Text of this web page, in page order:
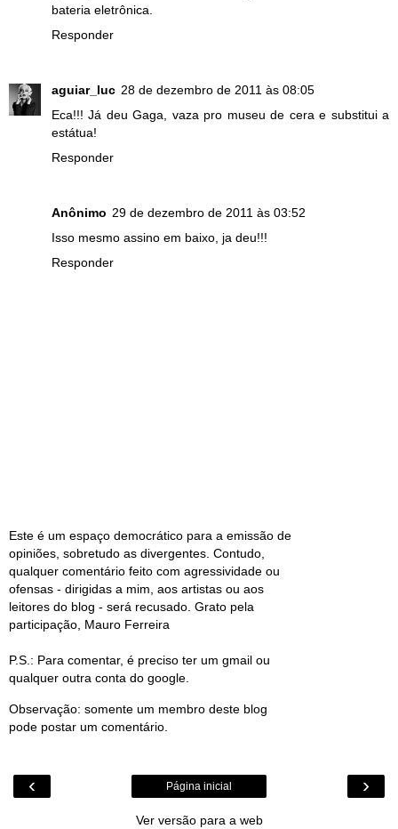
bateria eletrônica.
Responder
aguiar_luc 28 de dezembro de 2011 às 08:05
Eca!!! Já deu Gaga, vaza pro museu de cera e substitui a
estátua!
Responder
Anônimo 29 de dezembro de 2011 às 03:52
Isso mesmo assino em baixo, ja deu!!!
Responder
Este é um espaço democrático para a emissão de
opiniões, sobretudo as divergentes. Contudo,
qualquer comentário feito com agressividade ou
ofensas - dirigidas a mim, aos artistas ou aos
leitores do blog - será recusado. Grato pela
participação, Mauro Ferreira
P.S.: Para comentar, é preciso ter um gmail ou
qualquer outra conta do google.
Observação: somente um membro deste blog
pode postar um comentário.
‹ ›
Página inicial
Ver versão para a web